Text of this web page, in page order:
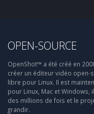
OPEN-SOURCE
OpenShot™ a été créé en
créer un éditeur vidéo open-
libre pour Linux. Il est
pour Linux, Mac et Windows,
des millions de fois et le
grandir.